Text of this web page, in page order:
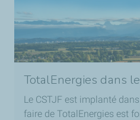
TotalEnergies dans
Le CSTJF est implanté
faire de TotalEnergies est